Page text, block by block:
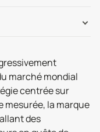
marché mondial
centrée sur
mesurée, la marque
des